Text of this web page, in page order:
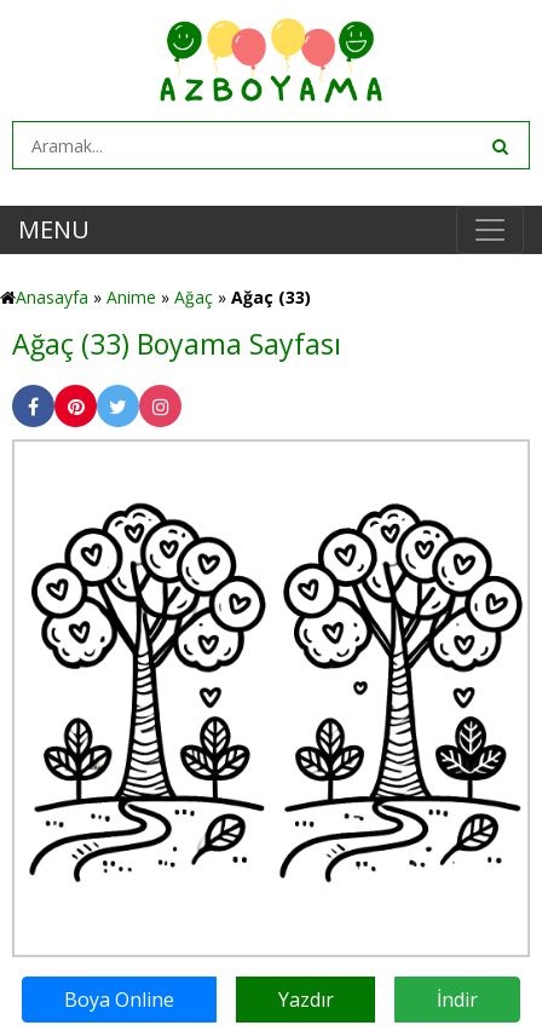
MENU
Anasayfa » Anime » Ağaç » Ağaç (33)
Ağaç (33) Boyama Sayfası
Boya Online Yazdır İndir